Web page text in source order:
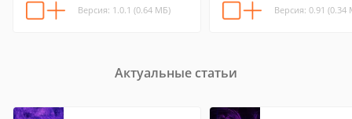
Версия: 1.0.1 (0.64 МБ) Версия: 0.91 (0.34
Актуальные статьи